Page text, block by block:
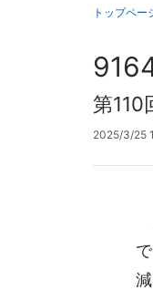
トップペー
第110
2025/3/25